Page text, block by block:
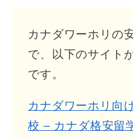
カナダワーホリの
で、以下のサイト
です。
カナダワーホリ向
校 – カナダ格安留